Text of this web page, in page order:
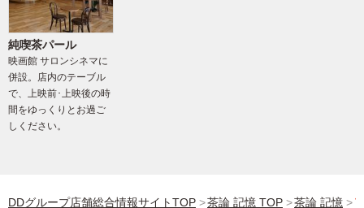
純喫茶パール
映画館 サロンシネマに
併設。店内のテーブル
で、上映前･上映後の時
間をゆっくりとお過ご
しください。
DDグループ店舗総合情報サイトTOP 茶論 記憶 TOP 茶論 記憶